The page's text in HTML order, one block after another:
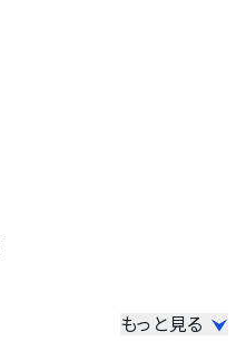
もっと見る